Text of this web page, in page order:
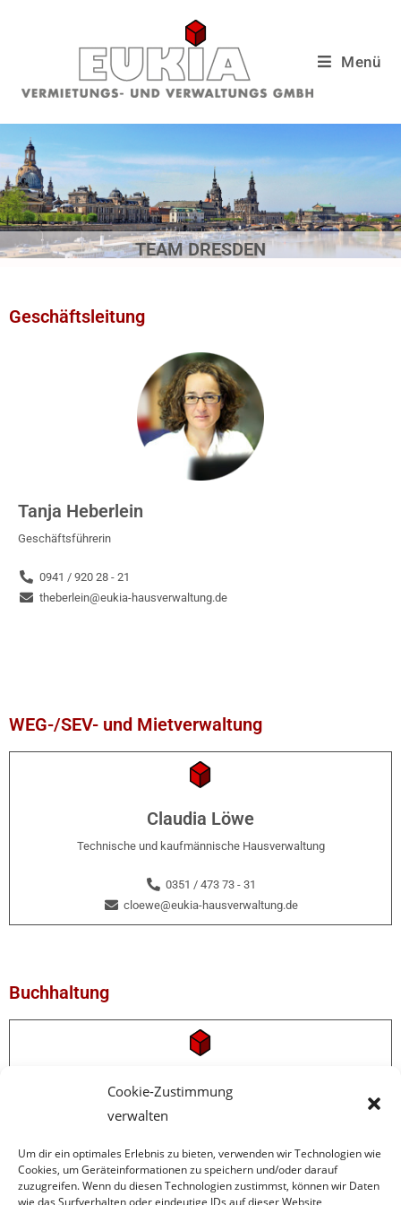
Cookie-Zustimmung
verwalten
Um dir ein optimales Erlebnis zu bieten, verwenden wir Technologien wie
Cookies, um Geräteinformationen zu speichern und/oder darauf
zuzugreifen. Wenn du diesen Technologien zustimmst, können wir Daten
wie das Surfverhalten oder eindeutige IDs auf dieser Website
Menü
TEAM DRESDEN
Geschäftsleitung
Tanja Heberlein
Geschäftsführerin
0941 / 920 28 - 21
theberlein@eukia-hausverwaltung.de
WEG-/SEV- und Mietverwaltung
Claudia Löwe
Technische und kaufmännische Hausverwaltung
0351 / 473 73 - 31
cloewe@eukia-hausverwaltung.de
Buchhaltung
Rita Klötzer
Mitarbeiterin Buchhaltung
0351 / 473 73 - 32
rkloetzer@eukia-hausverwaltung.de